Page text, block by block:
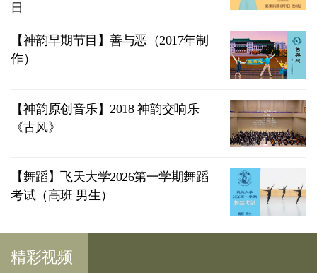
日
【神韵早期节目】善与恶（2017年制
作）
【神韵原创音乐】2018 神韵交响乐
《古风》
【舞蹈】飞天大学2026第一学期舞蹈
考试（高班 男生）
精彩视频